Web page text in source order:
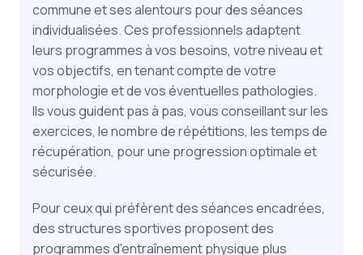
commune et ses alentours pour des séances
individualisées. Ces professionnels adaptent
leurs programmes à vos besoins, votre niveau et
vos objectifs, en tenant compte de votre
morphologie et de vos éventuelles pathologies.
Ils vous guident pas à pas, vous conseillant sur les
exercices, le nombre de répétitions, les temps de
récupération, pour une progression optimale et
sécurisée.
Pour ceux qui préfèrent des séances encadrées,
des structures sportives proposent des
programmes d'entraînement physique plus